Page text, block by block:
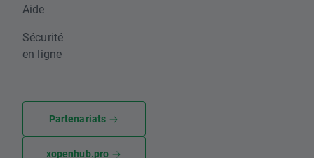
Aide
Sécurité
en ligne
Partenariats
xopenhub.pro